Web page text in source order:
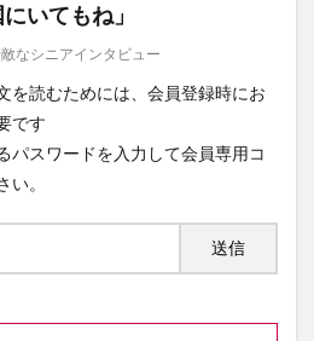
いてもね」
なシニアインタビュー
を読むためには、会員登録時にお
です
パスワードを入力して会員専用コ
。